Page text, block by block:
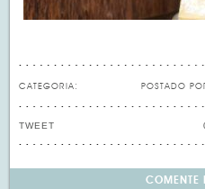
CATEGORIA: POSTADO
TWEET
COMENTE